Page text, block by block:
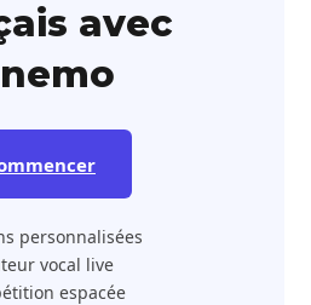
avec
personnalisées
vocal live
espacée